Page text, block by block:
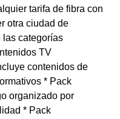
tarifa de fibra con
otra ciudad de
las categorías
TV
contenidos de
* Pack
organizado por
* Pack